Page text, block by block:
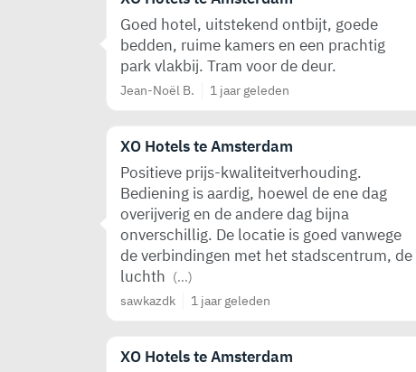
Goed hotel, uitstekend ontbijt, goede
bedden, ruime kamers en een prachtig
park vlakbij. Tram voor de deur.
Jean-Noël B. 1 jaar geleden
XO Hotels te Amsterdam
Positieve prijs-kwaliteitverhouding.
Bediening is aardig, hoewel de ene dag
overijverig en de andere dag bijna
onverschillig. De locatie is goed vanwege
de verbindingen met het stadscentrum, de
luchth (...)
sawkazdk
1 jaar geleden
XO Hotels te Amsterdam